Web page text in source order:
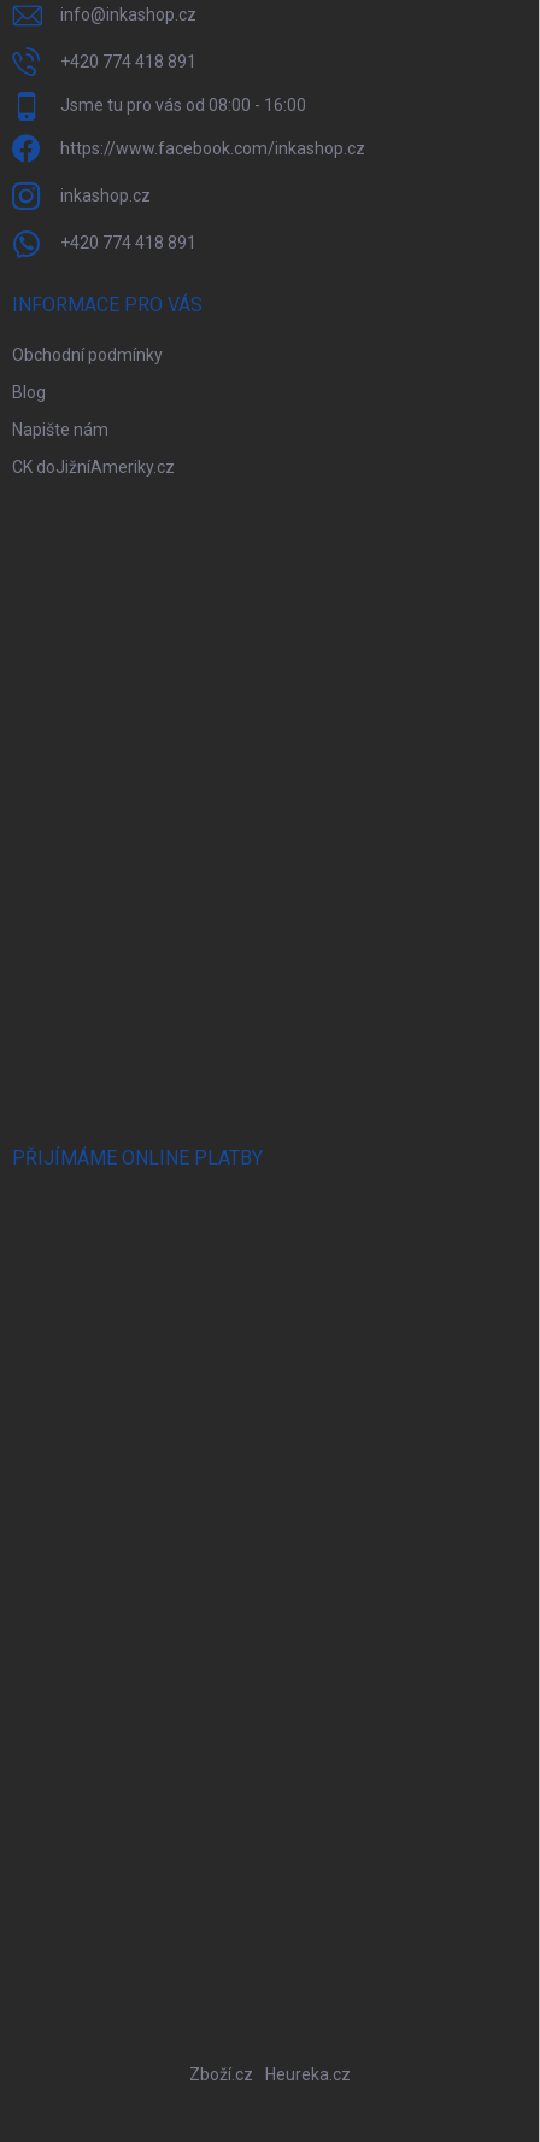
info@inkashop.cz
+420 774 418 891
Jsme tu pro vás od 08:00 - 16:00
https://www.facebook.com/inkashop.cz
inkashop.cz
+420 774 418 891
INFORMACE PRO VÁS
Obchodní podmínky
Blog
Napište nám
CK doJižníAmeriky.cz
PŘIJÍMÁME ONLINE PLATBY
Zboží.cz Heureka.cz